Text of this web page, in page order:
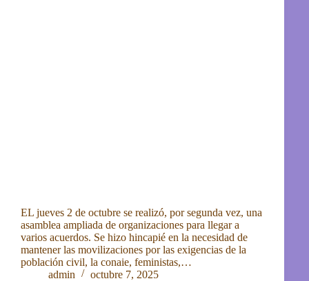
EL jueves 2 de octubre se realizó, por segunda vez, una
asamblea ampliada de organizaciones para llegar a
varios acuerdos. Se hizo hincapié en la necesidad de
mantener las movilizaciones por las exigencias de la
población civil, la conaie, feministas,…
admin
octubre 7, 2025